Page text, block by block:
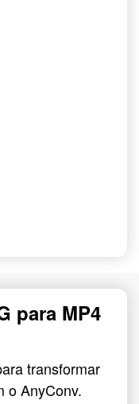
para MP4
transformar
o AnyConv.